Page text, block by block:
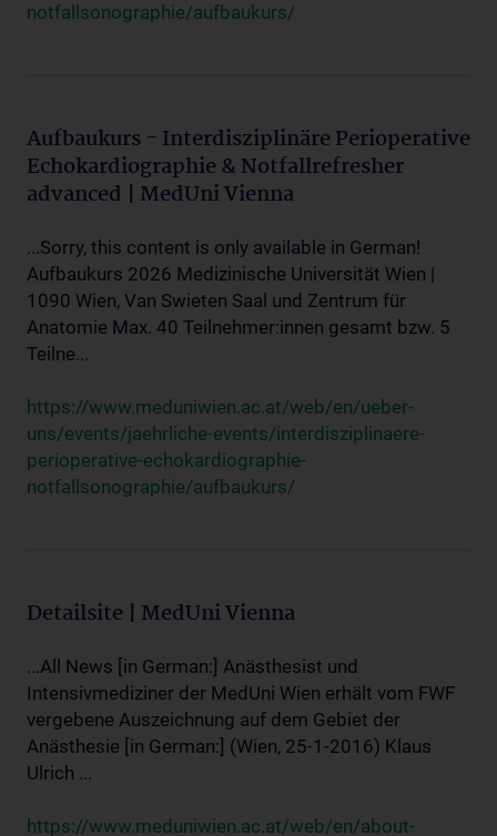
notfallsonographie/aufbaukurs/
Aufbaukurs - Interdisziplinäre Perioperative
Echokardiographie & Notfallrefresher
advanced | MedUni Vienna
...Sorry, this content is only available in German!
Aufbaukurs 2026 Medizinische Universität Wien |
1090 Wien, Van Swieten Saal und Zentrum für
Anatomie Max. 40 Teilnehmer:innen gesamt bzw. 5
Teilne...
https://www.meduniwien.ac.at/web/en/ueber-
uns/events/jaehrliche-events/interdisziplinaere-
perioperative-echokardiographie-
notfallsonographie/aufbaukurs/
Detailsite | MedUni Vienna
...All News [in German:] Anästhesist und
Intensivmediziner der MedUni Wien erhält vom FWF
vergebene Auszeichnung auf dem Gebiet der
Anästhesie [in German:] (Wien, 25-1-2016) Klaus
Ulrich ...
https://www.meduniwien.ac.at/web/en/about-